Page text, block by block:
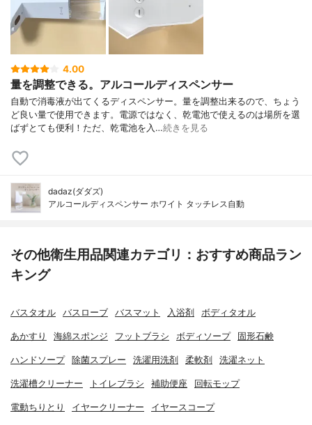
4.00
量を調整できる。アルコールディスペンサー
自動で消毒液が出てくるディスペンサー。量を調整出来るので、ちょう
ど良い量で使用できます。電源ではなく、乾電池で使えるのは場所を選
ばずとても便利！ただ、乾電池を入…続きを見る
dadaz(ダダズ)
アルコールディスペンサー ホワイト タッチレス自動
その他衛生用品関連カテゴリ：おすすめ商品ラン
キング
バスタオル バスローブ バスマット 入浴剤 ボディタオル
あかすり 海綿スポンジ フットブラシ ボディソープ 固形石鹸
ハンドソープ 除菌スプレー 洗濯用洗剤 柔軟剤 洗濯ネット
洗濯槽クリーナー トイレブラシ 補助便座 回転モップ
電動ちりとり イヤークリーナー イヤースコープ